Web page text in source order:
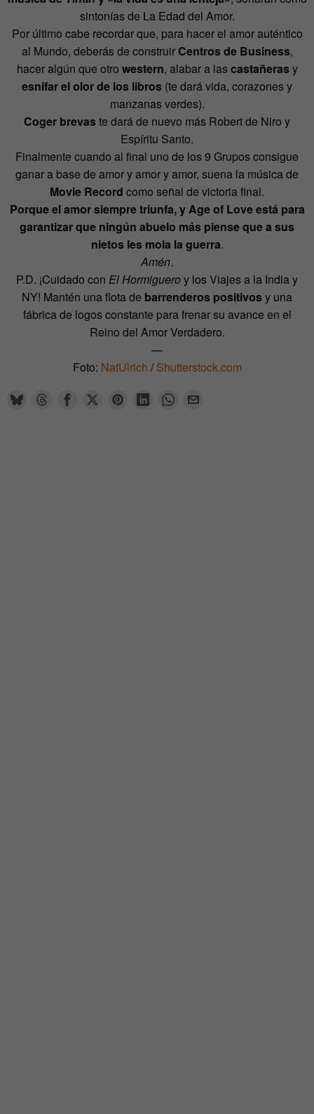
sintonías de La Edad del Amor.
Por último cabe recordar que, para hacer el amor auténtico
al Mundo, deberás de construirCentros de Business,
hacer algún que otro western, alabar a lascastañerasy
esnifar el olor de los libros (te dará vida, corazones y
manzanas verdes).
Coger brevaste dará de nuevo más Robert de Niro y
Espíritu Santo.
Finalmente cuando al final uno de los 9 Grupos consigue
ganar a base de amor y amor y amor, suena la música de
Movie Record como señal de victoria final.
Porque el amor siempre triunfa, y Age of Love está para
garantizar que ningún abuelo más piense que a sus
nietos les mola la guerra.
Amén.
P.D. ¡Cuidado con El Hormigueroy los Viajes a la India y
NY! Mantén una flota de barrenderos positivosy una
fábrica de logos constante para frenar su avance en el
Reino del Amor Verdadero.
—
Foto: NatUlrich /Shutterstock.com